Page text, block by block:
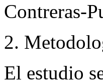
Contreras-
2.
El estudio